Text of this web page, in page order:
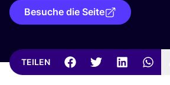
Besuche die Seite
TEILEN